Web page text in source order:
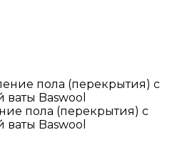
пола (перекрытия) с
Baswool